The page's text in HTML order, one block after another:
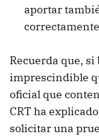
aportar
Recuerda que,
imprescindible
oficial que
CRT ha
solicitar una